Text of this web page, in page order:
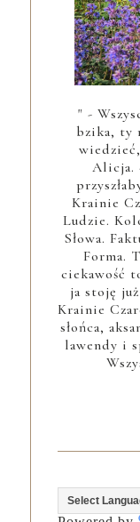
" -
bzika, ty
Alicja.
Krainie
Ludzie.
Słowa.
Forma.
ciekawość
ja stoję
Krainie
słońca,
lawendy i